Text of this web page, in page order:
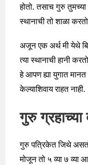
होतो. तसाच गुरु
स्थानाची तो शाळा
अजून एक अर्थ मी येथे
त्या स्थानाची हानी
हे आपण ह्या युगात
केल्याशिवाय राहत नाही.
गुरु ग्रहाच्या
गुरु पत्रिकेत जिथे
मोजून तो ५ व्या ७ व्या